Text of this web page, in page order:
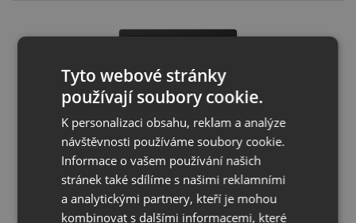
Schock KAIA N-100 Magma
KOUPIT
Tyto webové stránky
používají soubory cookie.
K personalizaci obsahu, reklam a analýze
návštěvnosti používáme soubory cookie.
Informace o vašem používání našich
stránek také sdílíme s našimi reklamními
a analytickými partnery, kteří je mohou
kombinovat s dalšími informacemi, které